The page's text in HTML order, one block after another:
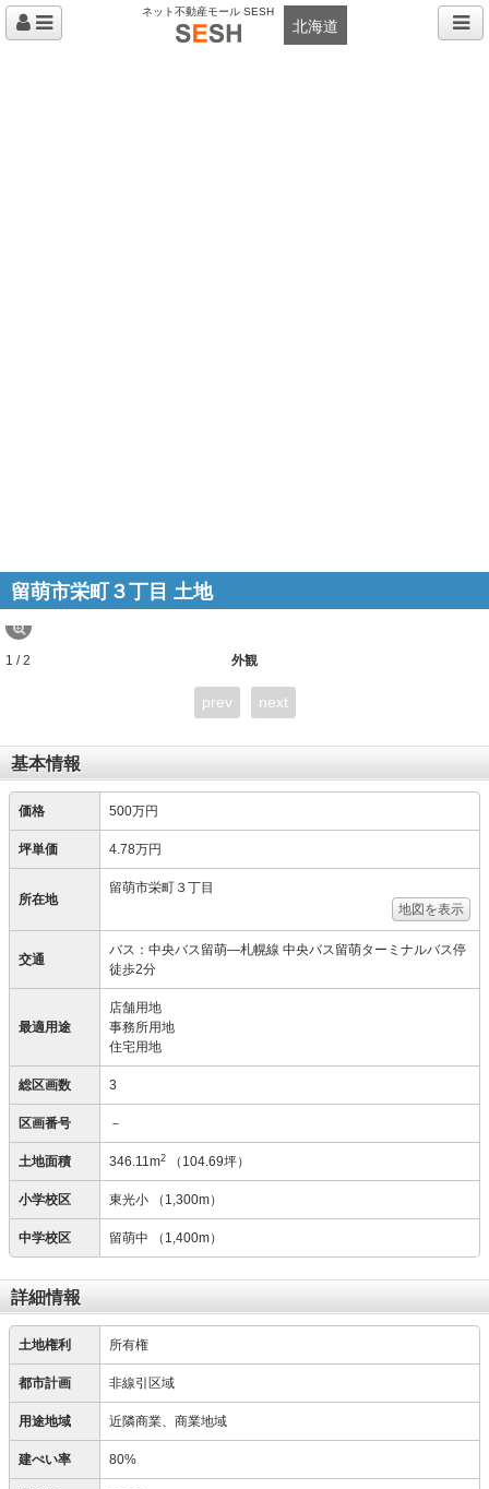
ネット不動産モール SESH
北海道
留萌市栄町３丁目 土地
外観
1 / 2
prev next
基本情報
価格 500万円
坪単価 4.78万円
所在地
留萌市栄町３丁目
地図を表示
交通
バス：中央バス留萌―札幌線 中央バス留萌ターミナルバス停
徒歩2分
最適用途
店舗用地
事務所用地
住宅用地
総区画数 3
区画番号 －
土地面積 346.11m2 （104.69坪）
小学校区 東光小 （1,300m）
中学校区 留萌中 （1,400m）
詳細情報
土地権利 所有権
都市計画 非線引区域
用途地域 近隣商業、商業地域
建ぺい率 80%